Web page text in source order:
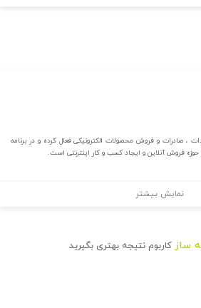
، صادرات و فروش محصولات الکترونیکی فعال کرده و در برنامه
فروش آنلاین و ایجاد کسب و کار اینترنتی است.
نمایش بیشتر
ساز کاربوم نتیجه بهتری بگیرید